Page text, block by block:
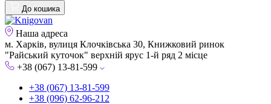
До кошика
Наша адреса
м. Харків, вулиця Клочківська 30, Книжковий ринок
"Райський куточок" верхній ярус 1-й ряд 2 місце
+38 (067) 13-81-599
+38 (067) 13-81-599
+38 (096) 62-96-212